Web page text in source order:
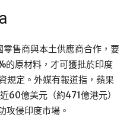
售商與本土供應商合作，要
的原材料，才可獲批於印度
規定。外媒有報道指，蘋果
60億美元（約471億港元）
攻侵印度市場。